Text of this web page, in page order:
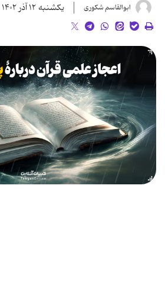
ابوالقاسم شکوری یکشنبه ۱۲ آذر ۱۴۰۲ - ۰۰:۰۰